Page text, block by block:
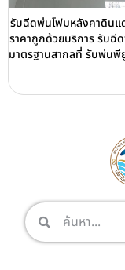
รับฉีดพ่นโฟมหลังคาดินแ
ราคาถูกด้วยบริการ รับฉี
มาตรฐานสากลที่ รับพ่นพี